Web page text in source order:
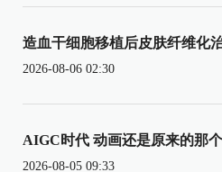
造血干细胞移植后皮肤纤维化
2026-08-06 02:30
AIGC时代 动画还是原来的那
2026-08-05 09:33